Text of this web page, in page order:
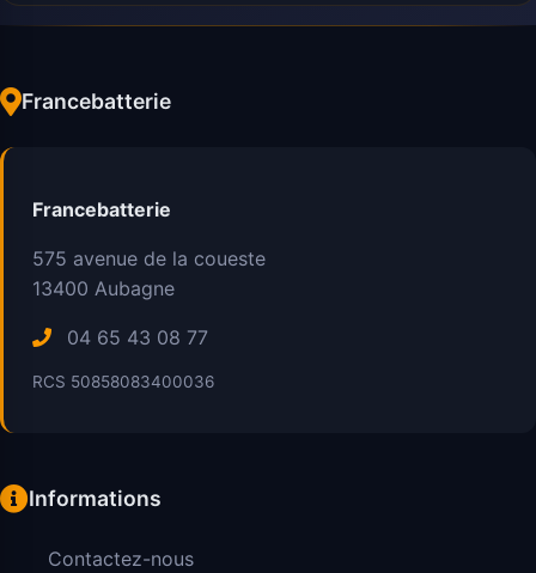
Francebatterie
Francebatterie
575 avenue de la coueste
13400 Aubagne
04 65 43 08 77
RCS 50858083400036
Informations
Contactez-nous